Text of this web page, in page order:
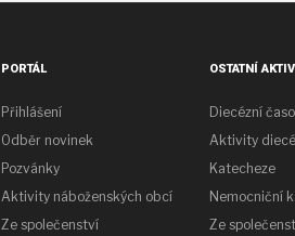
PORTÁL
Přihlášení
Odběr novinek
Pozvánky
Aktivity náboženských obcí
Ze společenství
OSTATNÍ
Diecézní
Aktivity
Katecheze
Nemocniční
Ze